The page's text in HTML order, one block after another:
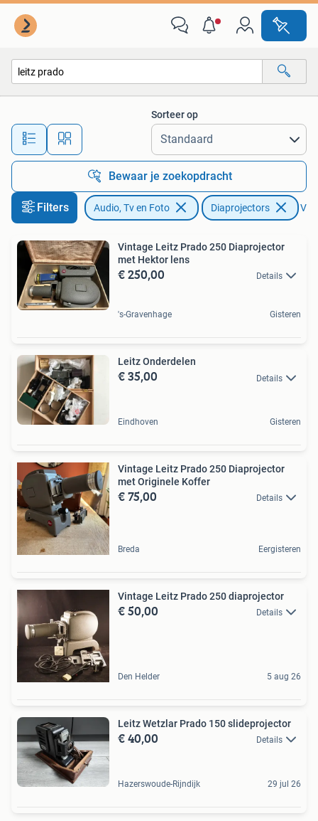
Alle afstanden…
Sorteer op
Bewaar je zoekopdracht
Filters Audio, Tv en Foto Diaprojectors
Vintage Leitz Prado 250 Diaprojector
met Hektor lens
€ 250,00 Details
's-Gravenhage Gisteren
Leitz Onderdelen
€ 35,00 Details
Eindhoven Gisteren
Vintage Leitz Prado 250 Diaprojector
met Originele Koffer
€ 75,00 Details
Breda Eergisteren
Vintage Leitz Prado 250 diaprojector
€ 50,00 Details
Den Helder 5 aug 26
Leitz Wetzlar Prado 150 slideprojector
€ 40,00 Details
Hazerswoude-Rijndijk 29 jul 26